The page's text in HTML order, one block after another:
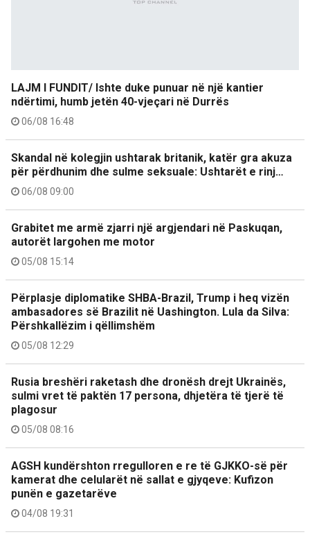
LAJM I FUNDIT/ Ishte duke punuar në një kantier
ndërtimi, humb jetën 40-vjeçari në Durrës
06/08 16:48
Skandal në kolegjin ushtarak britanik, katër gra akuza
për përdhunim dhe sulme seksuale: Ushtarët e rinj…
06/08 09:00
Grabitet me armë zjarri një argjendari në Paskuqan,
autorët largohen me motor
05/08 15:14
Përplasje diplomatike SHBA-Brazil, Trump i heq vizën
ambasadores së Brazilit në Uashington. Lula da Silva:
Përshkallëzim i qëllimshëm
05/08 12:29
Rusia breshëri raketash dhe dronësh drejt Ukrainës,
sulmi vret të paktën 17 persona, dhjetëra të tjerë të
plagosur
05/08 08:16
AGSH kundërshton rregulloren e re të GJKKO-së për
kamerat dhe celularët në sallat e gjyqeve: Kufizon
punën e gazetarëve
04/08 19:31